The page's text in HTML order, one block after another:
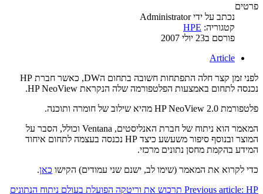
פרטים
נכתב על ידיAdministrator
קטגוריה: HPE
פורסם ב23 יולי 2007
Article
לפני זמן קצר חלה התפתחות חשובה בתחום הDW, כאשר חברת HP
נכנסה לתחום באמצעות הפלטפורמה שלה הנקראת HP NeoView.
פלטפורמת HP NeoView 2.0 מהיא שילוב של חומרה ותוכנה.
המאמר הוא ניתוח של חברת האנליסטים, Ventana וכולל, הסבר על
המוצר ובנוסף סיפור משעשע כיצד HP נכנסה בעצמה לתחום איחוד
המידע בהקמת מחסן נתונים מרכזי.
כדי לקרוא את המאמר (שימו לב, ישנם שני עמודים) הקישו כאן.
Previous article: HP תרכוש את וריטקה הפועלת בעולם ניתוח הנתונים